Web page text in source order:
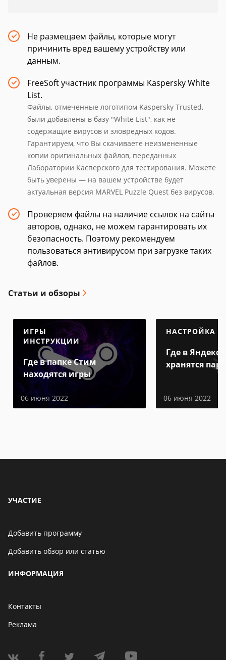
Не размещаем файлы, которые могут
причинить вред вашему устройству или
данным.
FreeSoft участник программы Kaspersky White
List.
Файлы, отмеченные логотипом Kaspersky Trusted,
были добавлены в базу "White List", как не
содержащие вирусов и зловредных кодов.
Гарантируем, что Вы скачиваете неизмененные
копии оригинальных файлов, переданных
Лаборатории Касперского для тестирования. Можете
быть уверены — на вашем устройстве будет
актуальная версия MARVEL Puzzle Quest без вирусов.
Проверяем файлы на наличие ссылок на сайты
авторов, однако, не можем гарантировать их
безопасность. Поэтому рекомендуем
пользоваться антивирусом при загрузке таких
файлов.
Статьи и обзоры
ИГРЫ
ИНСТРУКЦИИ
Где в папке Стим
находятся игры
06 июня 2022
НАСТРОЙКА
Где в Яндекс
хранятся
06 июня 2022
УЧАСТИЕ
Добавить программу
Добавить обзор или статью
ИНФОРМАЦИЯ
Контакты
Реклама